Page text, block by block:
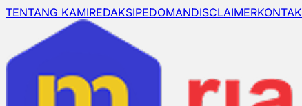
TENTANG KAMIREDAKSIPEDOMANDISCLAIMERKONTAK